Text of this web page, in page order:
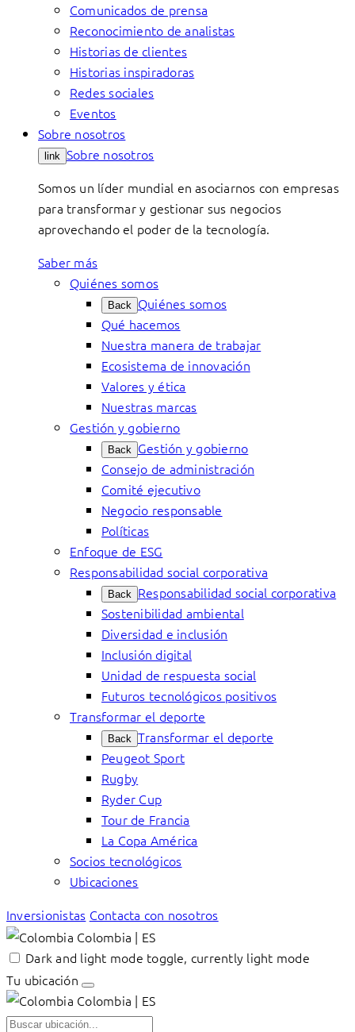
Comunicados de prensa
Reconocimiento de analistas
Historias de clientes
Historias inspiradoras
Redes sociales
Eventos
Sobre nosotros
link Sobre nosotros
Somos un líder mundial en asociarnos con empresas
para transformar y gestionar sus negocios
aprovechando el poder de la tecnología.
Saber más
Quiénes somos
Back Quiénes somos
Qué hacemos
Nuestra manera de trabajar
Ecosistema de innovación
Valores y ética
Nuestras marcas
Gestión y gobierno
Back Gestión y gobierno
Consejo de administración
Comité ejecutivo
Negocio responsable
Políticas
Enfoque de ESG
Responsabilidad social corporativa
Back Responsabilidad social corporativa
Sostenibilidad ambiental
Diversidad e inclusión
Inclusión digital
Unidad de respuesta social
Futuros tecnológicos positivos
Transformar el deporte
Back Transformar el deporte
Peugeot Sport
Rugby
Ryder Cup
Tour de Francia
La Copa América
Socios tecnológicos
Ubicaciones
Inversionistas Contacta con nosotros
Colombia | ES
Dark and light mode toggle, currently light mode
Tu ubicación
Colombia | ES